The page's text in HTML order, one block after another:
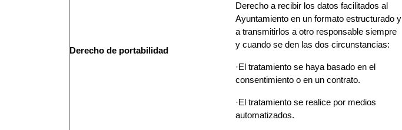
Derecho de portabilidad
Derecho a recibir los datos facilitados al
Ayuntamiento en un formato estructurado y
a transmitirlos a otro responsable siempre
y cuando se den las dos circunstancias:
·El tratamiento se haya basado en el
consentimiento o en un contrato.
·El tratamiento se realice por medios
automatizados.